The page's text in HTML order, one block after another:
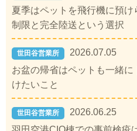
夏季はペットを飛行機に預
制限と完全陸送という選択
世田谷営業所
2026.07.05
お盆の帰省はペットも一緒
けたいこと
世田谷営業所
2026.06.25